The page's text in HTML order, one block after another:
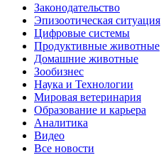
Законодательство
Эпизоотическая ситуация
Цифровые системы
Продуктивные животные
Домашние животные
Зообизнес
Наука и Технологии
Мировая ветеринария
Образование и карьера
Аналитика
Видео
Все новости